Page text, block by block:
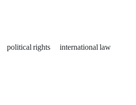
political rights
international law